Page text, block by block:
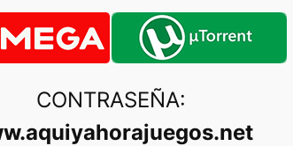
CONTRASEÑA: